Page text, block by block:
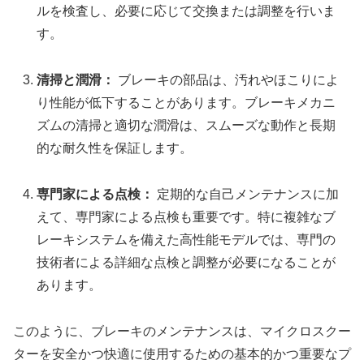
ルを検査し、必要に応じて交換または調整を行いま
す。
清掃と潤滑：
ブレーキの部品は、汚れやほこりによ
り性能が低下することがあります。ブレーキメカニ
ズムの清掃と適切な潤滑は、スムーズな動作と長期
的な耐久性を保証します。
専門家による点検：
定期的な自己メンテナンスに加
えて、専門家による点検も重要です。特に複雑なブ
レーキシステムを備えた高性能モデルでは、専門の
技術者による詳細な点検と調整が必要になることが
あります。
このように、ブレーキのメンテナンスは、マイクロスクー
ターを安全かつ快適に使用するための基本的かつ重要なプ